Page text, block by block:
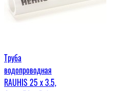
Труба
водопроводная
RAUHIS 25 x 3.5,